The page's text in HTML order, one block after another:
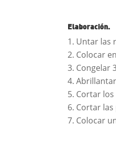
Elaboración.
Untar las
Colocar
Congelar
Cortar
Cortar
Colocar